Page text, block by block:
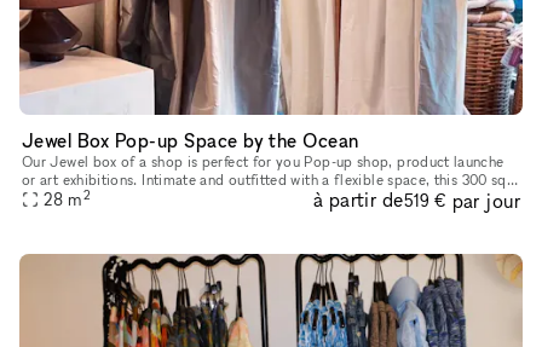
Jewel Box Pop-up Space by the Ocean
Our Jewel box of a shop is perfect for you Pop-up shop, product launche
or art exhibitions. Intimate and outfitted with a flexible space, this 300 sq
foot location boasts ocean breezes in a prime lo
28 m2 à partir de519 € par jour